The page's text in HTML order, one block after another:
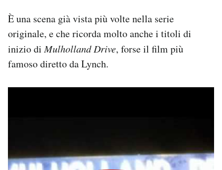
È una scena già vista più volte nella serie
originale, e che ricorda molto anche i titoli di
inizio diMulholland Drive, forse il film più
famoso diretto da Lynch.